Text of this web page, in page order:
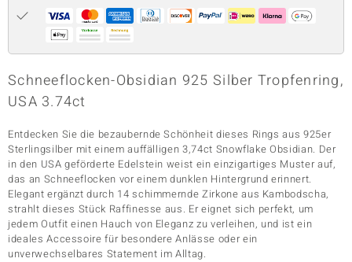
Classics
Schneeflocken-Obsidian 925 Silber Tropfenring,
USA 3.74ct
Entdecken Sie die bezaubernde Schönheit dieses Rings aus 925er
Sterlingsilber mit einem auffälligen 3,74ct Snowflake Obsidian. Der
in den USA geförderte Edelstein weist ein einzigartiges Muster auf,
das an Schneeflocken vor einem dunklen Hintergrund erinnert.
Elegant ergänzt durch 14 schimmernde Zirkone aus Kambodscha,
strahlt dieses Stück Raffinesse aus. Er eignet sich perfekt, um
jedem Outfit einen Hauch von Eleganz zu verleihen, und ist ein
ideales Accessoire für besondere Anlässe oder ein
unverwechselbares Statement im Alltag.